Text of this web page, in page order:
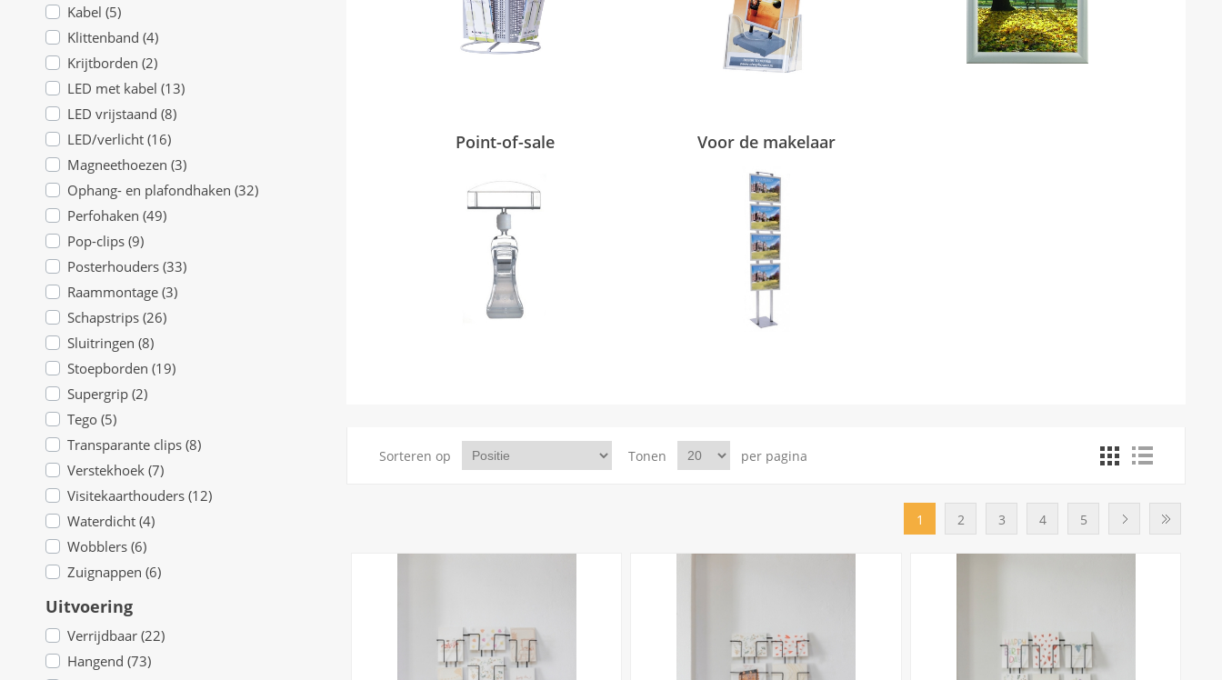
Kabel (5)
Klittenband (4)
Krijtborden (2)
LED met kabel (13)
LED vrijstaand (8)
LED/verlicht (16)
Magneethoezen (3)
Ophang- en plafondhaken (32)
Perfohaken (49)
Pop-clips (9)
Posterhouders (33)
Raammontage (3)
Schapstrips (26)
Sluitringen (8)
Stoepborden (19)
Supergrip (2)
Tego (5)
Transparante clips (8)
Verstekhoek (7)
Visitekaarthouders (12)
Waterdicht (4)
Wobblers (6)
Zuignappen (6)
Uitvoering
Verrijdbaar (22)
Hangend (73)
Point-of-sale Voor de makelaar
Sorteren op Tonen per pagina
1 2 3 4 5